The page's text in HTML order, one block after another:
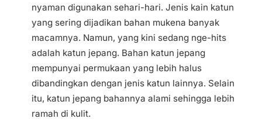
nyaman digunakan sehari-hari. Jenis kain katun
yang sering dijadikan bahan mukena banyak
macamnya. Namun, yang kini sedang nge-hits
adalah katun jepang. Bahan katun jepang
mempunyai permukaan yang lebih halus
dibandingkan dengan jenis katun lainnya. Selain
itu, katun jepang bahannya alami sehingga lebih
ramah di kulit.